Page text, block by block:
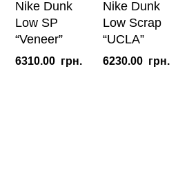
Nike Dunk
Low SP
“Veneer”
6310.00 грн.
Nike Dunk
Low Scrap
“UCLA”
6230.00 грн.